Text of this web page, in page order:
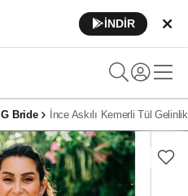
İNDİR
G Bride İnce Askılı Kemerli Tül Gelinlik